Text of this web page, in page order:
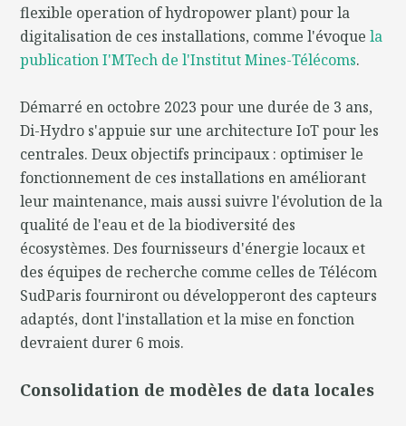
flexible operation of hydropower plant) pour la
digitalisation de ces installations, comme l'évoquela
publication I'MTech de l'Institut Mines-Télécoms.
Démarré en octobre 2023 pour une durée de 3 ans,
Di-Hydro s'appuie sur une architecture IoT pour les
centrales. Deux objectifs principaux : optimiser le
fonctionnement de ces installations en améliorant
leur maintenance, mais aussi suivre l'évolution de la
qualité de l'eau et de la biodiversité des
écosystèmes. Des fournisseurs d'énergie locaux et
des équipes de recherche comme celles de Télécom
SudParis fourniront ou développeront des capteurs
adaptés, dont l'installation et la mise en fonction
devraient durer 6 mois.
Consolidation de modèles de data locales